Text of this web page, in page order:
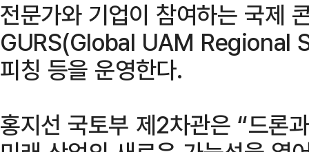
전문가와 기업이 참여하는 국제
GURS(Global UAM Regional
피칭 등을 운영한다.
홍지선 국토부 제2차관은 “드론